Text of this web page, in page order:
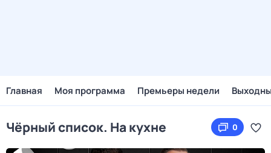
Главная Моя программа Премьеры недели
Чёрный список. На кухне 0